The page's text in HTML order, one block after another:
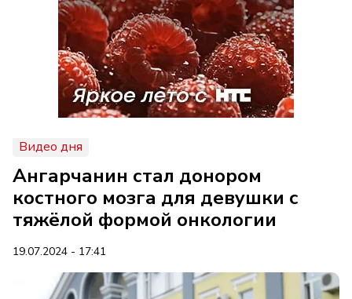
Видео дня
Ангарчанин стал донором
костного мозга для девушки с
тяжёлой формой онкологии
19.07.2024 - 17:41